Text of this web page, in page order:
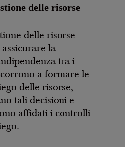
delle risorse
delle risorse
la
tra i
a formare le
delle risorse,
tali decisioni e
affidati i controlli